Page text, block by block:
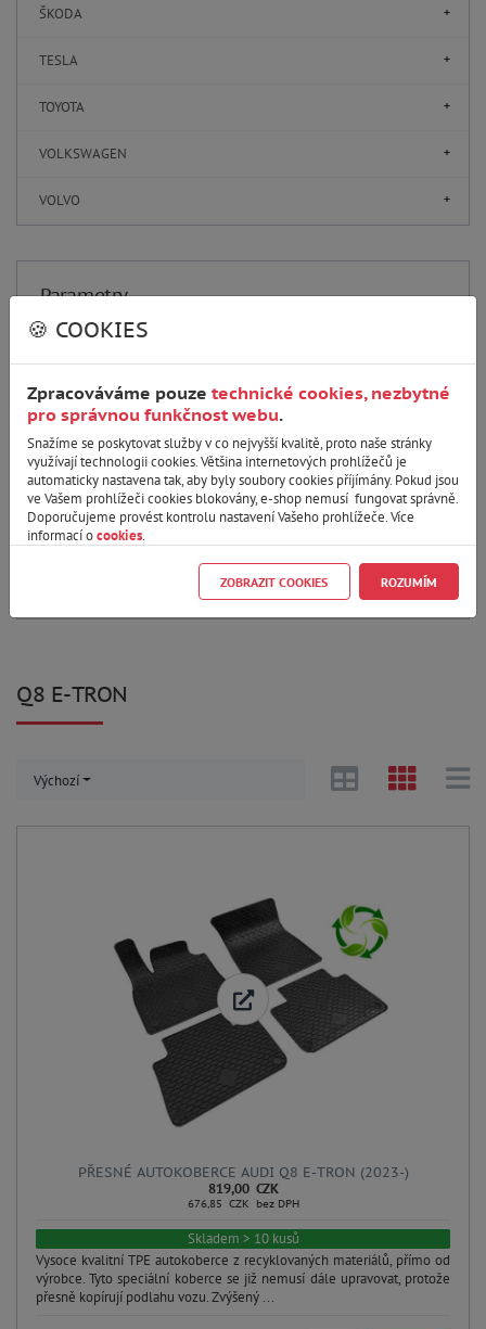
🍪 COOKIES
Zpracováváme pouze technické cookies, nezbytné
pro správnou funkčnost webu.
Snažíme se poskytovat služby v co nejvyšší kvalitě, proto naše stránky
využívají technologii cookies. Většina internetových prohlížečů je
automaticky nastavena tak, aby byly soubory cookies příjímány. Pokud jsou
ve Vašem prohlížeči cookies blokovány, e-shop nemusí fungovat správně.
Doporučujeme provést kontrolu nastavení Vašeho prohlížeče. Více
informací ocookies.
ZOBRAZIT COOKIES ROZUMÍM
ŠKODA
TESLA
TOYOTA
VOLKSWAGEN
VOLVO
Parametry
819CZK 819CZK
MODEL A ROK VÝROBY
Zrušit filtr
Q8 E-TRON
Výchozí
PŘESNÉ AUTOKOBERCE AUDI Q8 E-TRON (2023-)
819,00 CZK
676,85 CZK bez DPH
Skladem > 10 kusů
Vysoce kvalitní TPE autokoberce z recyklovaných materiálů, přímo od
výrobce. Tyto speciální koberce se již nemusí dále upravovat, protože
přesně kopírují podlahu vozu. Zvýšený ...